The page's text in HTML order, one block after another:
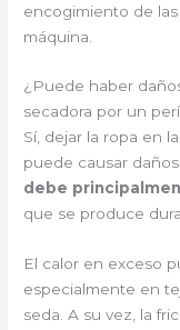
encogimiento de
máquina.
¿Puede haber
secadora por un
Sí, dejar la ropa en
puede causar
debe
que se produce
El calor en exceso
especialmente en
seda. A su vez, la